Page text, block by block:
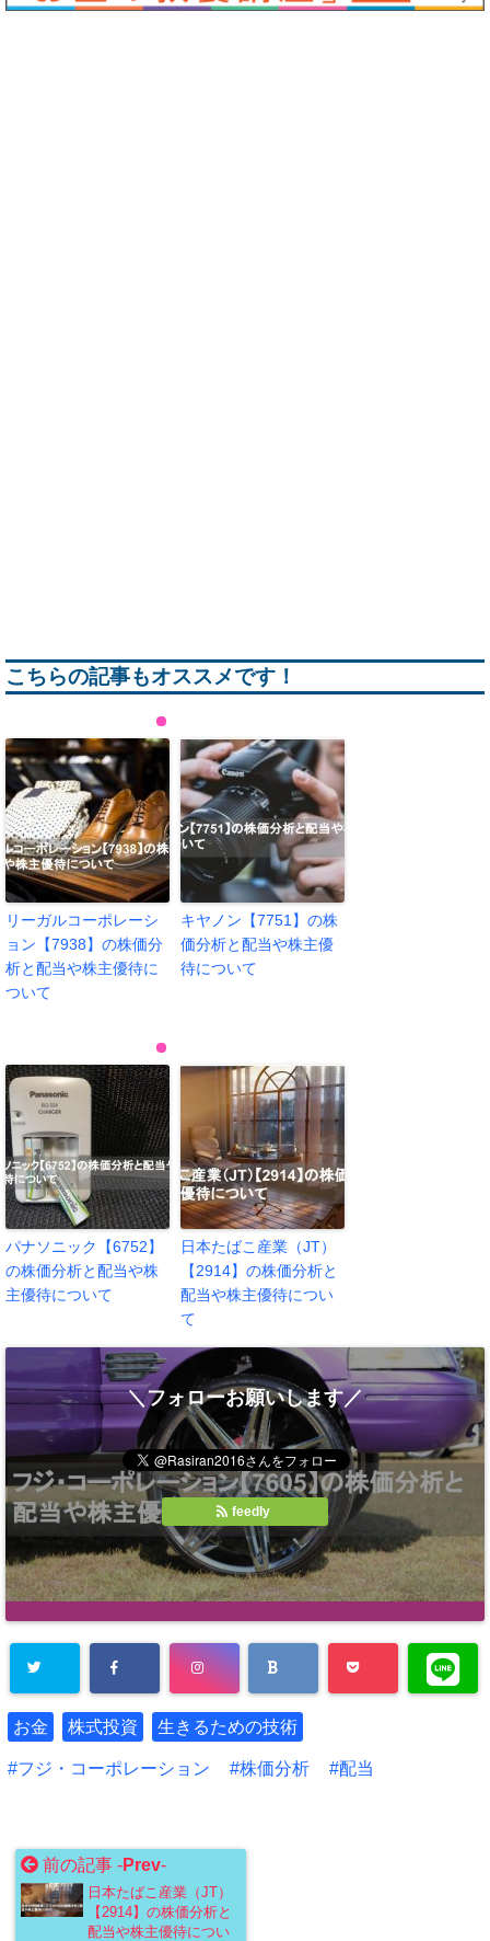
こちらの記事もオススメです！
リーガルコーポレーシ
ョン【7938】の株価分
析と配当や株主優待に
ついて
キヤノン【7751】の株
価分析と配当や株主優
待について
パナソニック【6752】
の株価分析と配当や株
主優待について
日本たばこ産業（JT）
【2914】の株価分析と
配当や株主優待につい
て
＼フォローお願いします／
feedly
お金 株式投資 生きるための技術
フジ・コーポレーション 株価分析 配当
前の記事 -Prev-
日本たばこ産業（JT）
【2914】の株価分析と
配当や株主優待につい